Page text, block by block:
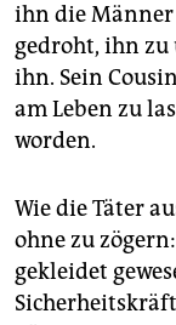
ihn die
gedroht, ihn zu
ihn. Sein
am Leben zu
worden.
Wie die Täter
ohne zu
gekleidet